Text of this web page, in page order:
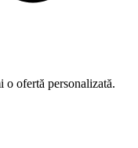
o ofertă personalizată.